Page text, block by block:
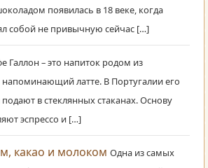
появилась в 18 веке, когда
собой не привычную сейчас […]
Галлон – это напиток родом из
напоминающий латте. В Португалии его
в стеклянных стаканах. Основу
эспрессо и […]
какао и молоком Одна из самых